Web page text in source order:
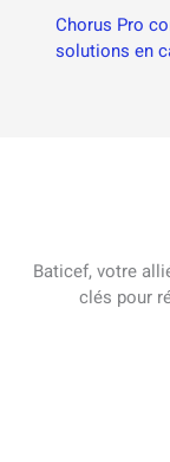
Chorus Pro
solutions en
Baticef, votre
clés pour